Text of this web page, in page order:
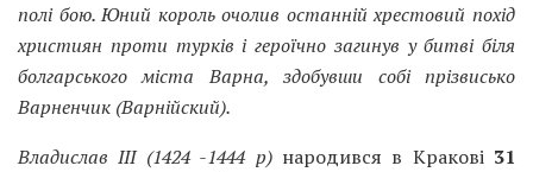
полі бою. Юний король очолив останній хрестовий похід
християн проти турків і героїчно загинув у битві біля
болгарського міста Варна, здобувши собі прізвисько
Варненчик (Варнійский).
Владислав III (1424 -1444 р)народився в Кракові 31